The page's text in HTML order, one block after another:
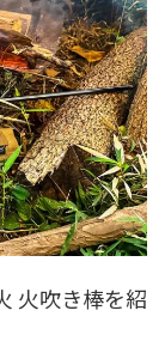
火吹き棒を紹